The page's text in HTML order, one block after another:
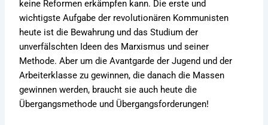
keine Reformen erkämpfen kann. Die erste und
wichtigste Aufgabe der revolutionären Kommunisten
heute ist die Bewahrung und das Studium der
unverfälschten Ideen des Marxismus und seiner
Methode. Aber um die Avantgarde der Jugend und der
Arbeiterklasse zu gewinnen, die danach die Massen
gewinnen werden, braucht sie auch heute die
Übergangsmethode und Übergangsforderungen!